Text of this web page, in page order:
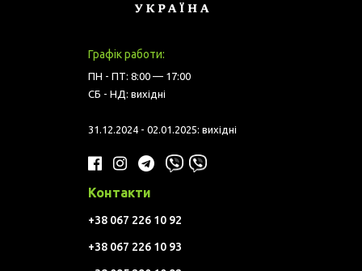
Графік работи:
ПН - ПТ: 8:00 — 17:00
СБ - НД: вихідні
31.12.2024 - 02.01.2025: вихідні
Контакти
+38 067 226 10 92
+38 067 226 10 93